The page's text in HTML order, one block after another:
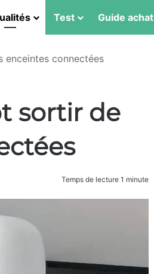
Test Guide achat
enceintes connectées
sortir de
Temps de lecture 1 minute